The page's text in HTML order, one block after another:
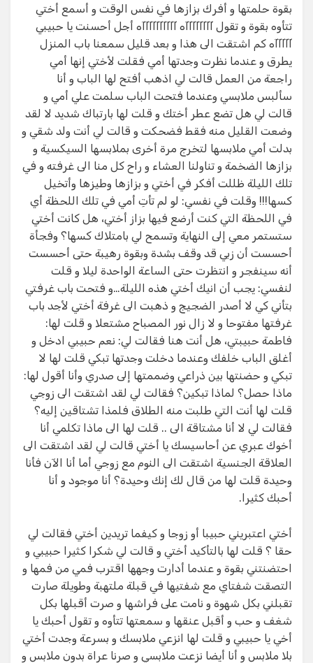
بقوة حلمتها و أفرك بزازها في نفس الوقت و أسمع أختي
تتأوه بقوة و تقول آآآآآآآآه آآآآآآآآآآه أجل أحسنت يا حبيبي
آآآآآه كم اشتقت الى هذا و بعد قليل سمعنا باب المنزل
يطرق و عندما نظرت وجدتها أمي فقلت لأختي إنها أمي
راجعة من العمل قالت لي اذهب أفتح لها الباب و أنا
سألبس ملابسي وعندما فتحت الباب سلمت علي أمي و
قالت لي هل تضع عطر أختك و قلت لها بارتباك شديد لا لقد
وضعت القليل منه فقط فضحكت و قالت لي أنت ولد شقي و
بدلت أمي ملابسها لتخرج مرة أخرى بملابسها السيكسية و
بزازها الضخمة و تناولنا العشاء و راح كل منا الى غرفته و في
تلك الليلة ظللت أفكر في أختي و بزازها وطيزها وأتخيل
كسها!!! وقلت في نفسي: لو لم تأتِ أمي في تلك اللحظة أي
في اللحظة التي كنت أرضع فيها بزاز أختي، هل كانت أختي
ستستمر معي إلى النهاية وتسمح لي بامتلاك كسها؟ وفجأة
أحسست أن زبي قد وقف بشدة وبقوة رهيبة حتى أحسست
أنه سينفجر و انتظرت حتى الساعة الواحدة ليلا و قلت
لنفسي: يجب أن انيك أختي هذه الليلة…و فتحت باب غرفتي
بتأني كي لا أصدر الضجيج و ذهبت الى غرفة أختي لأجد باب
غرفتها مفتوحا و لا زال نور المصباح مشتعلا و قلت لها:
فاطمة حبيبتي، هل أنت هنا فقالت لي: نعم حبيبي ادخل و
أغلق الباب خلفك وعندما دخلت وجدتها تبكي قلت لها لا
تبكي و حضنتها بين ذراعي وضممتها إلى صدري وأنا أقول لها:
ماذا حصل؟ لماذا تبكين؟ فقالت لي لقد اشتقت الى زوجي
قلت لها أنت التي طلبت منه الطلاق فلمذا تشتاقين إليه؟
فقالت لي لا أنا مشتاقة الى .. قلت لها الى ماذا تكلمي أنا
أخوك عبري عن أحاسيسك يا أختي قالت لي لقد اشتقت الى
العلاقة الجنسية اشتقت الى النوم مع زوجي أما أنا الآن فأنا
وحيدة قلت لها من قال لك إنك وحيدة؟ أنا موجود و أنا
أحبك كثيرا.
أختي اعتبريني حبيبا أو زوجا و كيفما تريدين أختي فقالت لي
حقا ؟ قلت لها بالتأكيد أختي و قالت لي شكرا كثيرا حبيبي و
احتضنتني بقوة و عندما أدارت وجهها اقترب فمي من فمها و
التصقت شفتاي مع شفتيها في قبلة ملتهبة وطويلة صارت
تقبلني بكل شهوة و نامت على فراشها و صرت أقبلها بكل
شغف و حب و أقبل عنقها و سمعتها تتأوه و تقول أحبك يا
أخي يا حبيبي و قلت لها انزعي ملابسك و بسرعة وجدت أختي
بلا ملابس و أنا أيضا نزعت ملابسي و صرنا عراة بدون ملابس و